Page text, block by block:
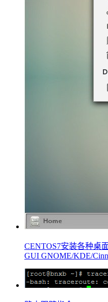
CENTOS7安装各种桌
GUI GNOME/KDE/